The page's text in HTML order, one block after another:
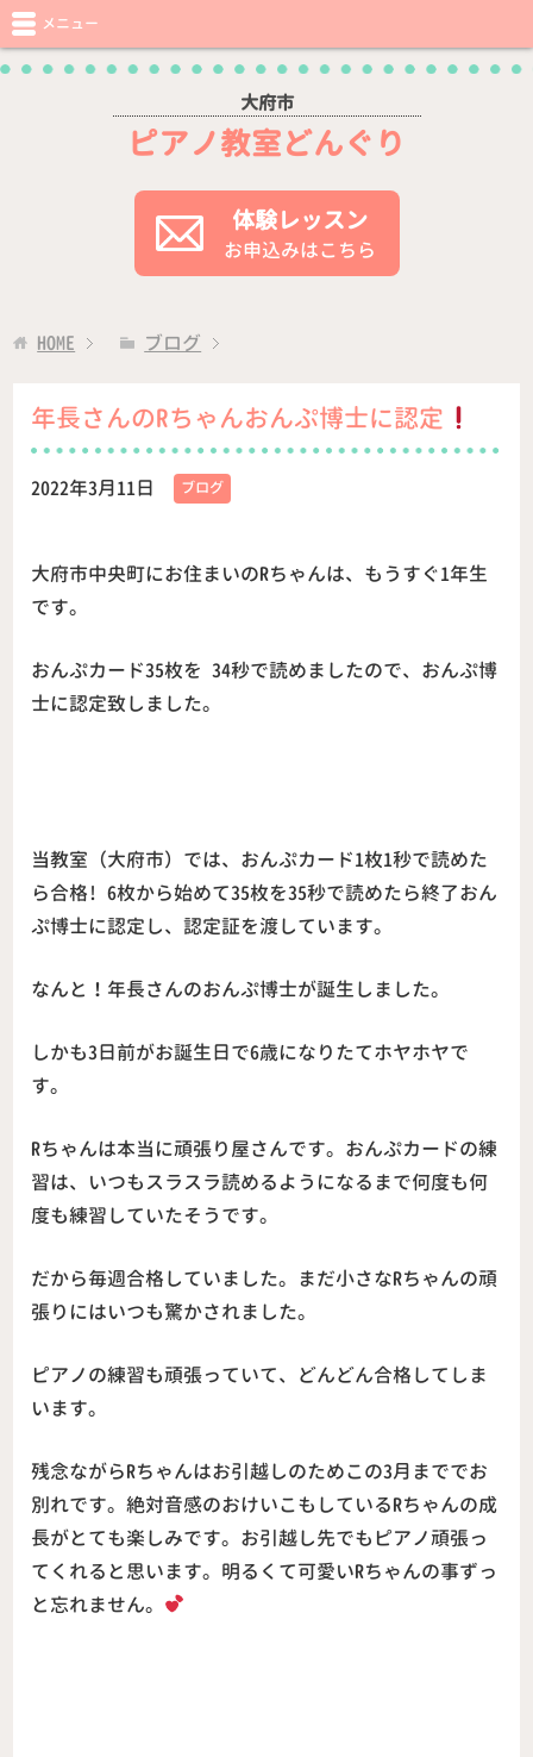
大府市
ピアノ教室どんぐり
体験レッスン
お申込みはこちら
メニュー
HOME ブログ
年長さんのRちゃんおんぷ博士に認定
2022年3月11日 ブログ
大府市中央町にお住まいのRちゃんは、もうすぐ1年生
です。
おんぷカード35枚を 34秒で読めましたので、おんぷ博
士に認定致しました。
当教室（大府市）では、おんぷカード1枚1秒で読めた
ら合格! 6枚から始めて35枚を35秒で読めたら終了おん
ぷ博士に認定し、認定証を渡しています。
なんと！年長さんのおんぷ博士が誕生しました。
しかも3日前がお誕生日で6歳になりたてホヤホヤで
す。
Rちゃんは本当に頑張り屋さんです。おんぷカードの練
習は、いつもスラスラ読めるようになるまで何度も何
度も練習していたそうです。
だから毎週合格していました。まだ小さなRちゃんの頑
張りにはいつも驚かされました。
ピアノの練習も頑張っていて、どんどん合格してしま
います。
残念ながらRちゃんはお引越しのためこの3月まででお
別れです。絶対音感のおけいこもしているRちゃんの成
長がとても楽しみです。お引越し先でもピアノ頑張っ
てくれると思います。明るくて可愛いRちゃんの事ずっ
と忘れません。